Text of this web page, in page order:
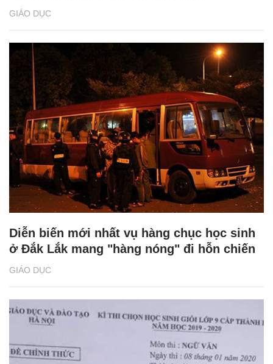
GIÁO DỤC
GIÁO DỤC
Diễn biến mới nhất vụ hàng chục học sinh
ở Đắk Lắk mang "hàng nóng" đi hỗn chiến